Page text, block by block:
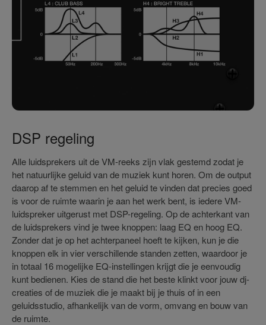
DSP regeling
Alle luidsprekers uit de VM-reeks zijn vlak gestemd zodat je
het natuurlijke geluid van de muziek kunt horen. Om de output
daarop af te stemmen en het geluid te vinden dat precies goed
is voor de ruimte waarin je aan het werk bent, is iedere VM-
luidspreker uitgerust met DSP-regeling. Op de achterkant van
de luidsprekers vind je twee knoppen: laag EQ en hoog EQ.
Zonder dat je op het achterpaneel hoeft te kijken, kun je die
knoppen elk in vier verschillende standen zetten, waardoor je
in totaal 16 mogelijke EQ-instellingen krijgt die je eenvoudig
kunt bedienen. Kies de stand die het beste klinkt voor jouw dj-
creaties of de muziek die je maakt bij je thuis of in een
geluidsstudio, afhankelijk van de vorm, omvang en bouw van
de ruimte.